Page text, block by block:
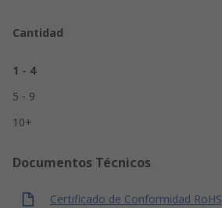
Cantidad
1 - 4
5 - 9
10+
Documentos Técnicos
Certificado de Conformidad RoHS